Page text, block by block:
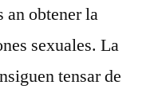
an obtener la
sexuales. La
tensar de